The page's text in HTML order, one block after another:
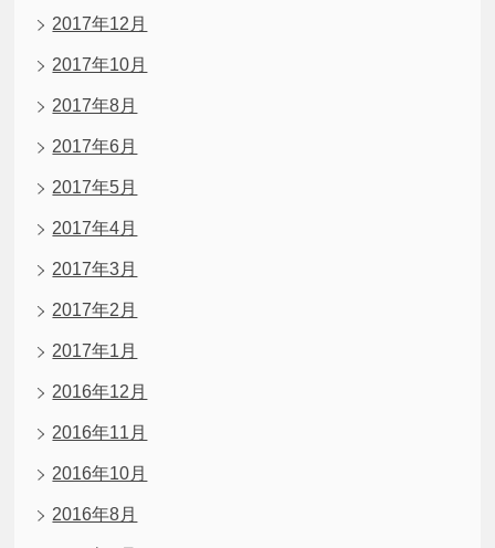
2017年12月
2017年10月
2017年8月
2017年6月
2017年5月
2017年4月
2017年3月
2017年2月
2017年1月
2016年12月
2016年11月
2016年10月
2016年8月